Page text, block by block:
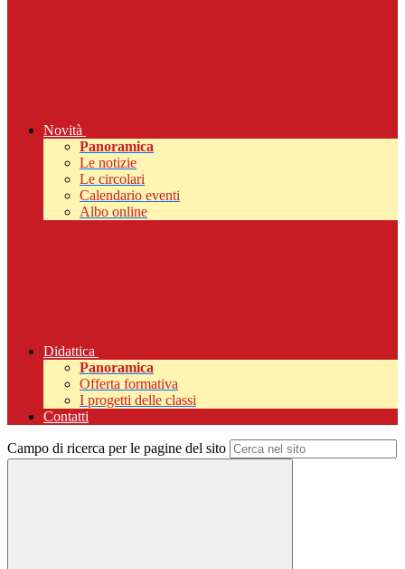
Novità
Panoramica
Le notizie
Le circolari
Calendario eventi
Albo online
Didattica
Panoramica
Offerta formativa
I progetti delle classi
Contatti
Campo di ricerca per le pagine del sito